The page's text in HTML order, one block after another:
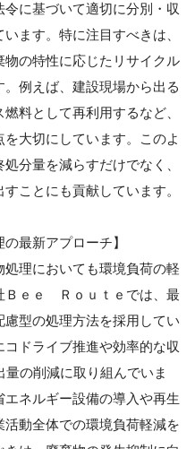
に基づいて適切に分別・収
ます。特に注目すべきは、
の特性に応じたリサイクル
例えば、建設現場から出る
料として再利用するなど、
大切にしています。このよ
分量を減らすだけでなく、
ことにも貢献しています。
最新アプローチ】
理においても環境負荷の軽
Ｂｅｅ Ｒｏｕｔｅでは、最
型の処理方法を採用してい
ドライブ推進や効率的な収
の削減に取り組んでいま
ネルギー設備の導入や再生
動全体での環境負荷軽減を